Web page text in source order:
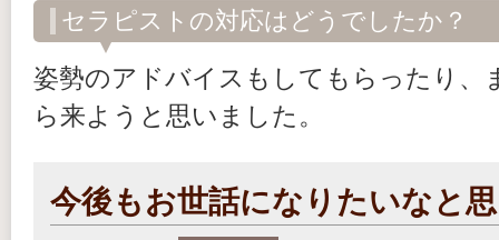
セラピストの対応はどうでしたか？
姿勢のアドバイスもしてもらったり、
ら来ようと思いました。
今後もお世話になりたいなと